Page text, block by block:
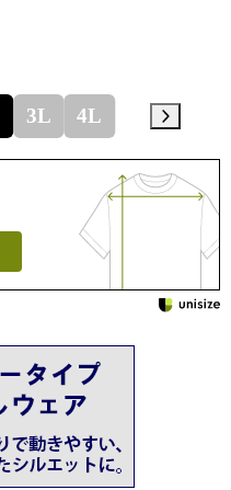
3L 4L